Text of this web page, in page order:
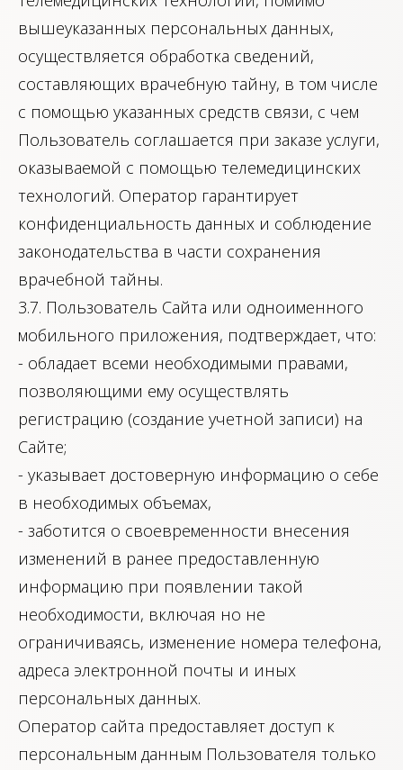
вышеуказанных персональных данных,
осуществляется обработка сведений,
составляющих врачебную тайну, в том числе
с помощью указанных средств связи, с чем
Пользователь соглашается при заказе услуги,
оказываемой с помощью телемедицинских
технологий. Оператор гарантирует
конфиденциальность данных и соблюдение
законодательства в части сохранения
врачебной тайны.
3.7. Пользователь Сайта или одноименного
мобильного приложения, подтверждает, что:
- обладает всеми необходимыми правами,
позволяющими ему осуществлять
регистрацию (создание учетной записи) на
Сайте;
- указывает достоверную информацию о себе
в необходимых объемах,
- заботится о своевременности внесения
изменений в ранее предоставленную
информацию при появлении такой
необходимости, включая но не
ограничиваясь, изменение номера телефона,
адреса электронной почты и иных
персональных данных.
Оператор сайта предоставляет доступ к
персональным данным Пользователя только